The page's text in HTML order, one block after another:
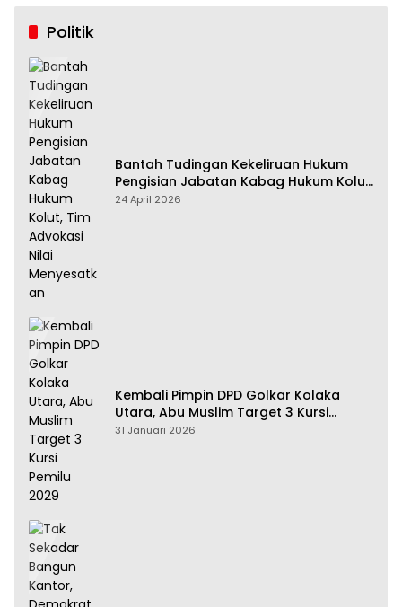
Politik
Bantah Tudingan Kekeliruan Hukum
Pengisian Jabatan Kabag Hukum Kolut,
Tim Advokasi Nilai Menyesatkan
24 April 2026
Kembali Pimpin DPD Golkar Kolaka
Utara, Abu Muslim Target 3 Kursi
Pemilu 2029
31 Januari 2026